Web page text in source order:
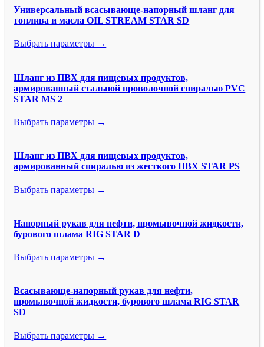
Универсальный всасывающе-напорный шланг для
топлива и масла OIL STREAM STAR SD
Выбрать параметры →
Шланг из ПВХ для пищевых продуктов,
армированный стальной проволочной спиралью PVC
STAR MS 2
Выбрать параметры →
Шланг из ПВХ для пищевых продуктов,
армированный спиралью из жесткого ПВХ STAR PS
Выбрать параметры →
Напорный рукав для нефти, промывочной жидкости,
бурового шлама RIG STAR D
Выбрать параметры →
Всасывающе-напорный рукав для нефти,
промывочной жидкости, бурового шлама RIG STAR
SD
Выбрать параметры →